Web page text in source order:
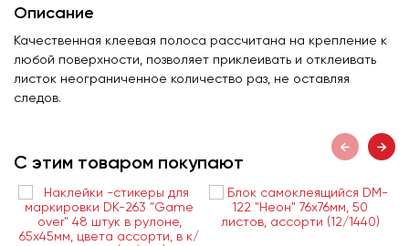
Описание
Качественная клеевая полоса рассчитана на крепление к
любой поверхности, позволяет приклеивать и отклеивать
листок неограниченное количество раз, не оставляя
следов.
С этим товаром покупают